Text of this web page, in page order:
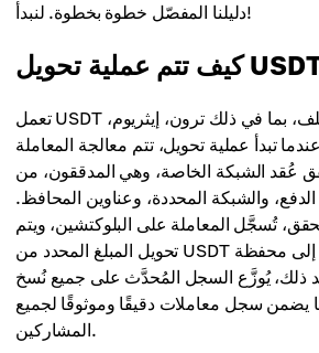
دليلنا المفصّل خطوة بخطوة. لنبدأ!
تعمل USDT على شبكات مختلف، بما في ذلك ترون، إيثريوم،
تبدأ عملية تحويل، تتم معالجة المعاملة
عُقد الشبكة الخاصة، وهي المدققون، من
والشبكة المحددة، وعناوين المحافظ.
تُسجَّل المعاملة على البلوكتشين، ويتم
تحويل المبلغ المحدد من USDT من محفظة المُرسل إلى محفظة
ذلك، يُوزَّع السجل المُحدَّث على جميع نُسخ
يضمن سجل معاملات دقيقًا وموثوقًا لجميع
المشاركين.